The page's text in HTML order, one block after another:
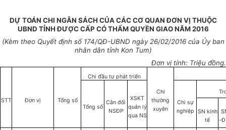
DỰ TOÁN CHI NGÂN SÁCH CỦA CÁC CƠ QUAN ĐƠN VỊ THUỘC
UBND TỈNH ĐƯỢC CẤP CÓ THẨM QUYỀN GIAO NĂM 2016
(Kèm theo Quyết định số174/QĐ-UBND ngày26/02/2016 của Ủyban
nhân dân tỉnh Kon Tum)
Đơn vị tính: Triệu đồng.
STT Đơn vị Tổng số
Chi đầu tư phát triển
Chi
thường
xuyên
Tổng số
Cân đối
NSĐP
XSKT
quản lý
qua NS
Chi sự
nghiệp
SN kinh
tế
-